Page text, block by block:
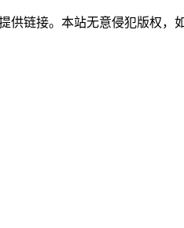
链接。本站无意侵犯版权，